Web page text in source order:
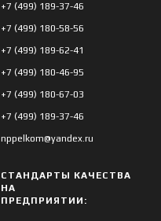
+7 (499) 189-37-46
+7 (499) 180-58-56
+7 (499) 189-62-41
+7 (499) 180-46-95
+7 (499) 180-67-03
+7 (499) 189-37-46
nppelkom@yandex.ru
СТАНДАРТЫ КАЧЕСТВА
НА
ПРЕДПРИЯТИИ: